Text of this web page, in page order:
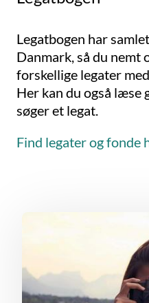
Legatbogen har
Danmark, så du nemt
forskellige legater
Her kan du også læse
søger et legat.
Find legater og fonde